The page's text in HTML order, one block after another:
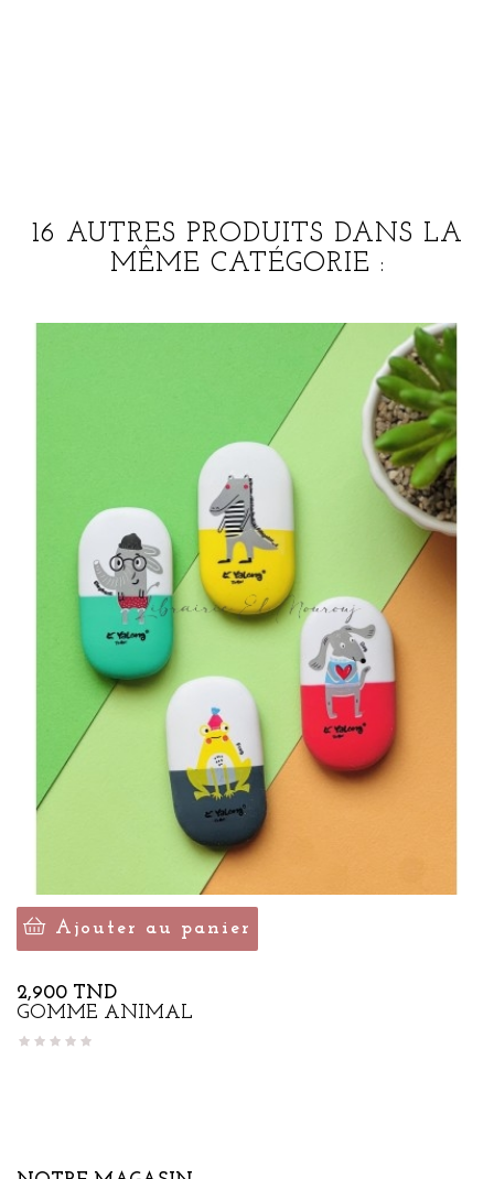
16 AUTRES PRODUITS DANS LA
MÊME CATÉGORIE :
Ajouter au panier
Prix
2,900 TND
GOMME ANIMAL